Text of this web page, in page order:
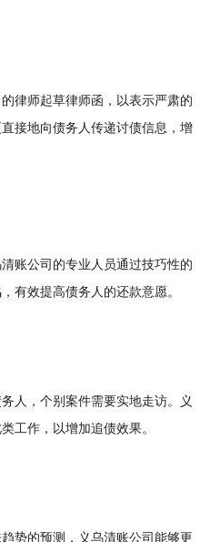
师起草律师函，以表示严肃的
接地向债务人传递讨债信息，增
公司的专业人员通过技巧性的
有效提高债务人的还款意愿。
，个别案件需要实地走访。义
工作，以增加追债效果。
的预测，义乌清账公司能够更